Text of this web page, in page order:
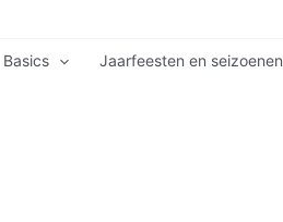
Basics Jaarfeesten en seizoenen